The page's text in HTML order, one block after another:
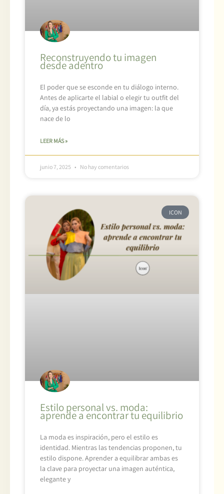
Reconstruyendo tu imagen
desde adentro
El poder que se esconde en tu diálogo interno.
Antes de aplicarte el labial o elegir tu outfit del
día, ya estás proyectando una imagen: la que
nace de lo
LEER MÁS »
junio 7, 2025 No hay comentarios
ICON
Estilo personal vs. moda:
aprende a encontrar tu equilibrio
La moda es inspiración, pero el estilo es
identidad. Mientras las tendencias proponen, tu
estilo dispone. Aprender a equilibrar ambas es
la clave para proyectar una imagen auténtica,
elegante y